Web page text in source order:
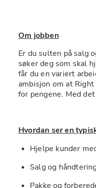
Om jobben
Er du sulten på salg
søker deg som skal
får du en variert
ambisjon om at
for pengene. Med
Hvordan ser en
Hjelpe kunder
Salg og
Pakke og